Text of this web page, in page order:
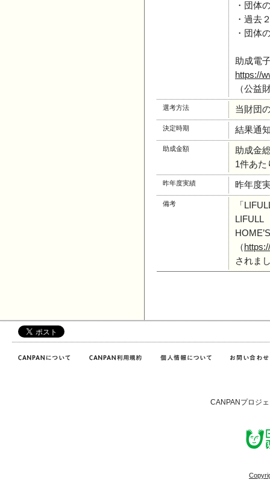
・団体
・過去
・団体
助成電
https://
（公益
選考方法 当財団
決定時期 結果通
助成金額
助成金
1件あた
昨年度実績 昨年度
備考
「
LIFULL
（
されま
CANPANプロジ